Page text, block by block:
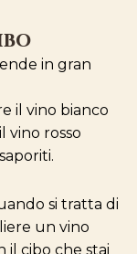
in gran
il vino bianco
vino rosso
si tratta di
un vino
il cibo che stai